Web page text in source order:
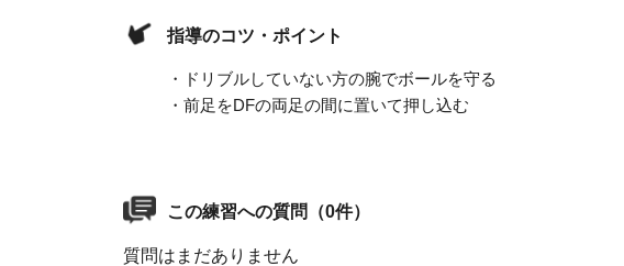
指導のコツ・ポイント
・ドリブルしていない方の腕でボールを守る
・前足をDFの両足の間に置いて押し込む
この練習への質問（0件）
質問はまだありません